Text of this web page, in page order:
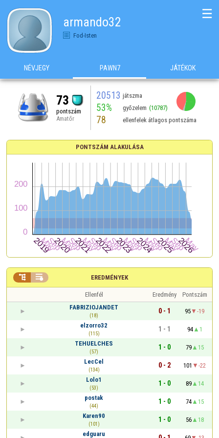
armando32
Fod-Isten
☰
NÉVJEGY PAWN7 JÁTÉKOK
73
pontszám
Amatőr
20513 játszma
53% győzelem (10787)
78 ellenfelek átlagos pontszáma
PONTSZÁM ALAKULÁSA
EREDMÉNYEK
 
Ellenfél Eredmény
Pontszám
FABRIZIOJANDET
(18)
0 - 1 95
-19
elzorro32
(115)
1 - 1 94
1
TEHUELCHES
(57)
1 - 0 79
15
LecCel
(134)
0 - 2 101
-22
Lolo1
(53)
1 - 0 89
14
postak
(44)
1 - 0 74
15
Karen90
(101)
1 - 0 56
18
edguaru